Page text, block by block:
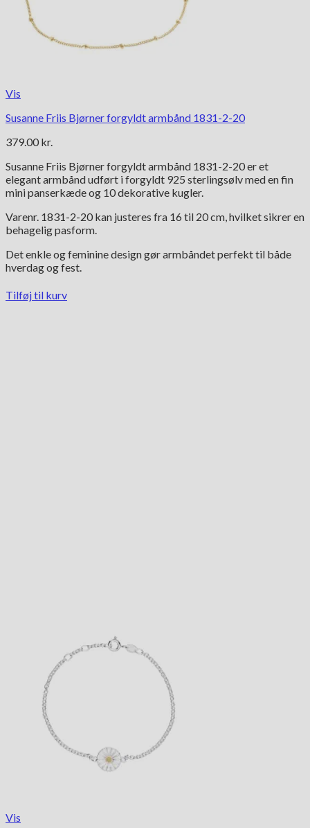
Vis
Susanne Friis Bjørner forgyldt armbånd 1831-2-20
379.00 kr.
Susanne Friis Bjørner forgyldt armbånd 1831-2-20 er et
elegant armbånd udført i forgyldt 925 sterlingsølv med en fin
mini panserkæde og 10 dekorative kugler.
Varenr. 1831-2-20 kan justeres fra 16 til 20 cm, hvilket sikrer en
behagelig pasform.
Det enkle og feminine design gør armbåndet perfekt til både
hverdag og fest.
Tilføj til kurv
Vis